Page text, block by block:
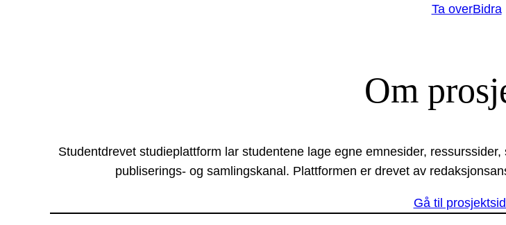
Ta overBidra
Om
Studentdrevet studieplattform lar studentene lage egne emnesider,
publiserings- og samlingskanal. Plattformen er drevet av
Gå til